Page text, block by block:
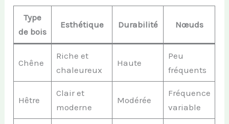
Type
de bois
Esthétique Durabilité Nœuds
Chêne
Riche et
chaleureux
Haute
Peu
fréquents
Hêtre
Clair et
moderne
Modérée
Fréquence
variable